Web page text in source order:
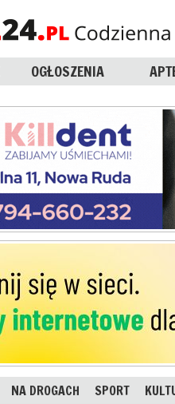
OGŁOSZENIA
NA DROGACH SPORT